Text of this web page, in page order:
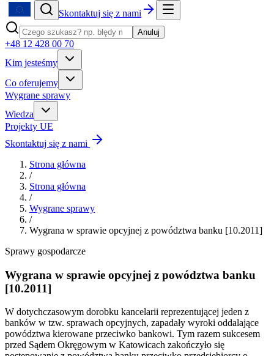
Skontaktuj się z nami
Anuluj
+48 12 428 00 70
Kim jesteśmy
Co oferujemy
Wygrane sprawy
Wiedza
Projekty UE
Skontaktuj się z nami
Strona główna
/
Strona główna
/
Wygrane sprawy
/
Wygrana w sprawie opcyjnej z powództwa banku [10.2011]
Sprawy gospodarcze
Wygrana w sprawie opcyjnej z powództwa banku
[10.2011]
W dotychczasowym dorobku kancelarii reprezentującej jeden z
banków w tzw. sprawach opcyjnych, zapadały wyroki oddalające
powództwa kierowane przeciwko bankowi. Tym razem sukcesem
przed Sądem Okręgowym w Katowicach zakończyło się